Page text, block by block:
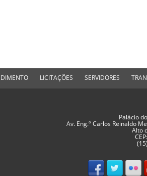
LICITAÇÕES SERVIDORES
Palácio
Av. Eng.º Carlos Reinaldo
Alto